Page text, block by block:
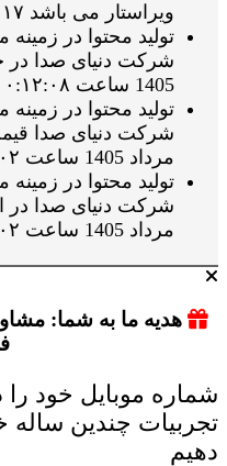
ویراستار می باشد ۱۷ مرداد 1405 ساعت ۰۰:۱۲:۲۵
تولید محتوا در زمینه
1405 ساعت ۰۰:۱۲:۰۸
تولید محتوا در زمینه
مرداد 1405 ساعت ۰۰:۱۱:۰۲
تولید محتوا در زمینه
مرداد 1405 ساعت ۰۰:۱۱:۰۲
هدیه ما به شما:
شماره موبایل خود را
تجربیات چندین ساله
دهیم